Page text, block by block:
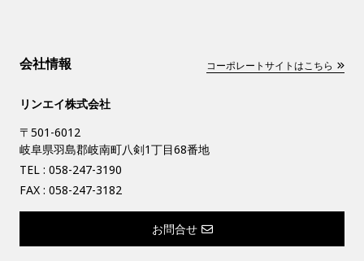
会社情報 コーポレートサイトはこちら
リンエイ株式会社
〒501-6012
岐阜県羽島郡岐南町八剣1丁目68番地
TEL : 058-247-3190
FAX : 058-247-3182
お問合せ